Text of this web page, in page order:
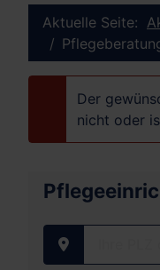
Aktuelle Seite:
danger
Der
nicht oder
Ihre PLZ oder